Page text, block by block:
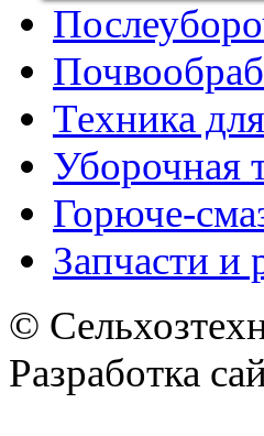
Техника
Уборочная
Горюче-
Запчасти и
©
Разработка